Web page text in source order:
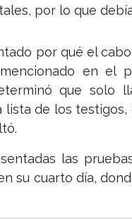
por lo que
por qué el
en el
que solo
lista de los
las
su cuarto día,